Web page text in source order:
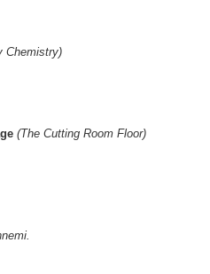
Chemistry)
(The Cutting Room Floor)